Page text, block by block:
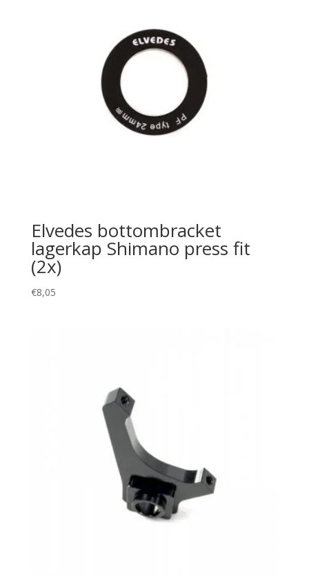
Elvedes bottombracket
lagerkap Shimano press fit
(2x)
€8,05